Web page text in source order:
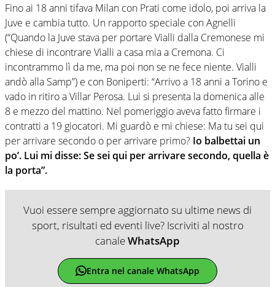
Fino ai 18 anni tifava Milan con Prati come idolo, poi arriva la
Juve e cambia tutto. Un rapporto speciale con Agnelli
(“Quando la Juve stava per portare Vialli dalla Cremonese mi
chiese di incontrare Vialli a casa mia a Cremona. Ci
incontrammo lì da me, ma poi non se ne fece niente. Vialli
andò alla Samp”) e con Boniperti: “Arrivo a 18 anni a Torino e
vado in ritiro a Villar Perosa. Lui si presenta la domenica alle
8 e mezzo del mattino. Nel pomeriggio aveva fatto firmare i
contratti a 19 giocatori. Mi guardò e mi chiese: Ma tu sei qui
per arrivare secondo o per arrivare primo? Io balbettai un
po’. Lui mi disse: Se sei qui per arrivare secondo, quella è
la porta”.
Vuoi essere sempre aggiornato su ultime news di
sport, risultati ed eventi live? Iscriviti al nostro
canaleWhatsApp
Entra nel canale WhatsApp